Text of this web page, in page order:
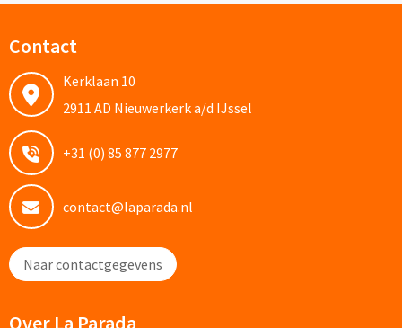
Custom made notitieboekjes
Custom made schrijfblokken
Custom made memoblaadjes
Custom made muismatten
Agenda's bedrukken
Bureau onderleggers bedrukken
Contact
Kerklaan 10
2911 AD Nieuwerkerk a/d IJssel
+31 (0) 85 877 2977
contact@laparada.nl
Naar contactgegevens
Over La Parada